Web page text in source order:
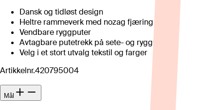
Dansk og tidløst design
Heltre rammeverk med nozag fjæring
Vendbare ryggputer
Avtagbare putetrekk på sete- og ryggpute
Velg i et stort utvalg tekstil og farger
Artikkelnr.420795004
Mål